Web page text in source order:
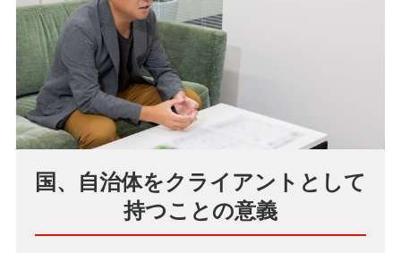
国、自治体をクライアントとして
持つことの意義